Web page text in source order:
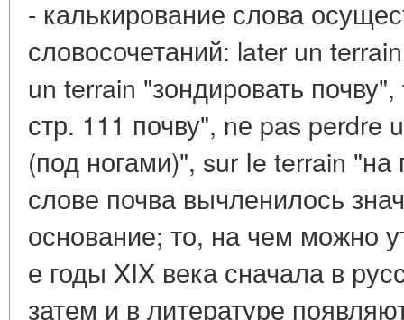
- калькирование слова
словосочетаний: later un
un terrain "зондировать
стр. 111 почву", nе pas perdre
(под ногами)", sur Ie terrain "на
слове почва вычленилось
основание; то, на чем можно
е годы XIX века сначала в
затем и в литературе